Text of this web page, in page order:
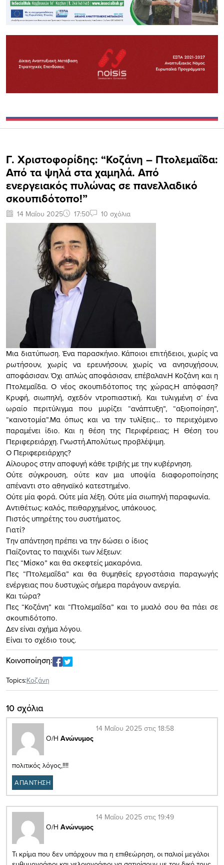
Γ. Χριστοφορίδης: “Κοζάνη – Πτολεμαΐδα:
Από τα ψηλά στα χαμηλά. Από
ενεργειακός πυλώνας σε πανελλαδικό
σκουπιδότοπο!”
14 Μαΐου 2025 17:50 10 σχόλια
Μια διατύπωση. Ένα παρασκήνιο. Κάποιοι επιτήδειοι, χωρίς να
ρωτήσουν, χωρίς να ερευνήσουν, χωρίς να ανησυχήσουν,
αποφάσισαν. Όχι απλώς αποφάσισαν, επέβαλαν.Η Κοζάνη και η
Πτολεμαΐδα. Ο νέος σκουπιδότοπος της χώρας.Η απόφαση?
Κρυφή, σιωπηλή, σχεδόν ντροπιαστική. Και τυλιγμένη σ’ ένα
ωραίο περιτύλιγμα που μυρίζει “ανάπτυξη”, “αξιοποίηση”,
“καινοτομία”.Μα όπως και να την τυλίξεις… το περιεχόμενο
παραμένει ίδιο. Και η θέση της Περιφέρειας; Η Θέση του
Περιφερειάρχη. Γνωστή.Απολύτως προβλέψιμη.
Ο Περιφερειάρχης?
Αίλουρος στην αποφυγή κάθε τριβής με την κυβέρνηση.
Ούτε σύγκρουση, ούτε καν μια υποψία διαφοροποίησης
απέναντι στο αθηναϊκό κατεστημένο.
Ούτε μία φορά. Ούτε μία λέξη. Ούτε μία σιωπηλή παραφωνία.
Αντιθέτως: καλός, πειθαρχημένος, υπάκουος.
Πιστός υπηρέτης του συστήματος.
Γιατί?
Την απάντηση πρέπει να την δώσει ο ίδιος
Παίζοντας το παιχνίδι των λέξεων:
Πες “Μίσκο” και θα σκεφτείς μακαρόνια.
Πες “Πτολεμαΐδα” και θα θυμηθείς εργοστάσια παραγωγής
ενέργειας που δυστυχώς σήμερα παράγουν ανεργία.
Και τώρα?
Πες “Κοζάνη” και “Πτολεμαΐδα” και το μυαλό σου θα πάει σε
σκουπιδότοπο.
Δεν είναι σχήμα λόγου.
Είναι το σχέδιο τους.
Κοινοποίηση:
Topics:Κοζάνη
10 σχόλια
Ο/Η Ανώνυμος
14 Μαΐου 2025 στις 18:58
πολιτικός λόγος,!!!!
ΑΠΑΝΤΗΣΗ
Ο/Η Ανώνυμος
14 Μαΐου 2025 στις 19:49
Τι κρίμα που δεν υπάρχουν πια η επιθεώρηση, οι παλιοί μεγάλοι